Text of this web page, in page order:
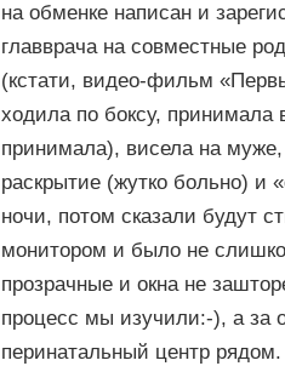
на обменке написан и
главврача на совместные
(кстати, видео-фильм
ходила по боксу, принимала
принимала), висела на
раскрытие (жутко больно)
ночи, потом сказали будут
монитором и было не
прозрачные и окна не
процесс мы изучили:-), а за
перинатальный центр